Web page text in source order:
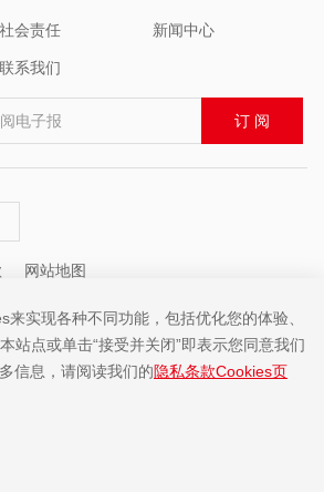
社会责任 新闻中心
联系我们
电子报 订 阅
网站地图
8671 5143
来实现各种不同功能，包括优化您的体验、
站点或单击“接受并关闭”即表示您同意我们
信息，请阅读我们的隐私条款Cookies页